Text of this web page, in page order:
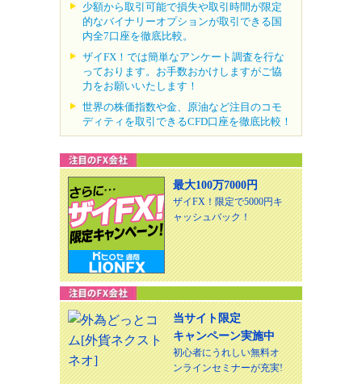
少額から取引可能で損失や取引時間が限定
的なバイナリーオプションが取引できる国
内全7口座を徹底比較。
ザイFX！では簡単なアンケート調査を行な
っております。お手数おかけしますがご協
力をお願いいたします！
世界の株価指数や金、原油など注目のコモ
ディティを取引できるCFD口座を徹底比較！
最大100万7000円
ザイFX！限定で5000円キ
ャッシュバック！
当サイト限定
キャンペーン実施中
初心者にうれしい無料オ
ンラインセミナーが充実!